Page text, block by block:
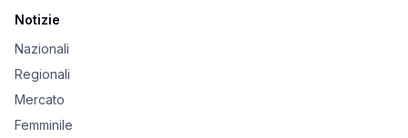
Notizie
Nazionali
Regionali
Mercato
Femminile